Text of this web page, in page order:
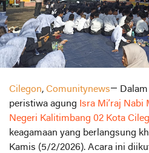
Cilegon, Comunitynews—
peristiwa agung Isra Mi’raj
Negeri Kalitimbang 02 Kota
keagamaan yang berlangsung
Kamis (5/2/2026). Acara ini